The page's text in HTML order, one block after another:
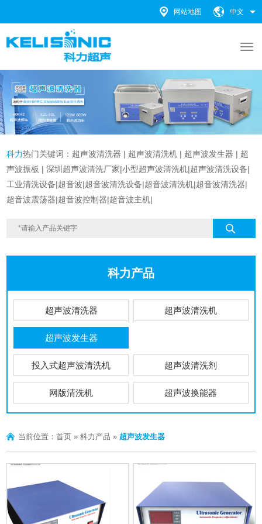
网站地图 中文
科力热门关键词： 超声波清洗器 | 超声波清洗机 | 超声波发生器 | 超
声波振板 |深圳超声波清洗厂家|小型超声波清洗机|超声波清洗设备|
工业清洗设备|超音波|超音波清洗设备|超音波清洗机|超音波清洗器|
超音波震荡器|超音波控制器|超音波主机|
科力产品
超声波清洗器 超声波清洗机
超声波发生器
投入式超声波清洗机 超声波清洗剂
网版清洗机 超声波换能器
当前位置：首页 »科力产品 »超声波发生器